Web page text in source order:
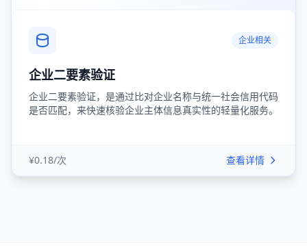
企业相关
企业二要素验证
企业二要素验证，是通过比对企业名称与统一社会信用代码
是否匹配，来快速核验企业主体信息真实性的轻量化服务。
¥0.18/次 查看详情